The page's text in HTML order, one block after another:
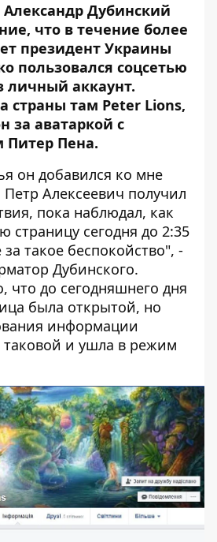
Дубинский
что в течение более
президент Украины
пользовался соцсетью
личный аккаунт.
страны там Peter Lions,
за аватаркой с
Питер Пена.
он добавился ко мне
Петр Алексеевич получил
пока наблюдал, как
страницу сегодня до 2:35
такое беспокойство", -
Дубинского.
что до сегодняшнего дня
была открытой, но
информации
таковой и ушла в режим